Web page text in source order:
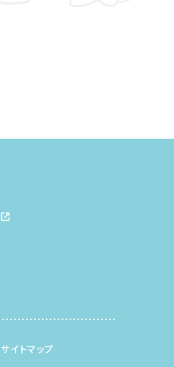
サイトマップ